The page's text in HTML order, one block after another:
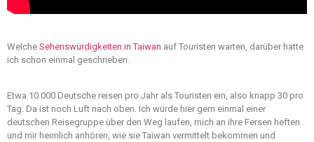
Welche Sehenswürdigkeiten in Taiwan auf Touristen warten, darüber hatte
ich schon einmal geschrieben.
Etwa 10.000 Deutsche reisen pro Jahr als Touristen ein, also knapp 30 pro
Tag. Da ist noch Luft nach oben. Ich würde hier gern einmal einer
deutschen Reisegruppe über den Weg laufen, mich an ihre Fersen heften
und mir heimlich anhören, wie sie Taiwan vermittelt bekommen und